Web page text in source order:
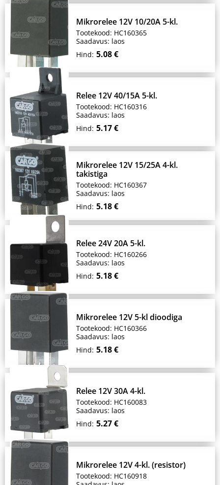
Mikrorelee 12V 10/20A 5-kl.
Tootekood: HC160365
Saadavus: laos
Hind: 5.08 €
Relee 12V 40/15A 5-kl.
Tootekood: HC160316
Saadavus: laos
Hind: 5.17 €
Mikrorelee 12V 15/25A 4-kl.
takistiga
Tootekood: HC160367
Saadavus: laos
Hind: 5.18 €
Relee 24V 20A 5-kl.
Tootekood: HC160266
Saadavus: laos
Hind: 5.18 €
Mikrorelee 12V 5-kl dioodiga
Tootekood: HC160366
Saadavus: laos
Hind: 5.18 €
Relee 12V 30A 4-kl.
Tootekood: HC160083
Saadavus: laos
Hind: 5.27 €
Mikrorelee 12V 4-kl. (resistor)
Tootekood: HC160918